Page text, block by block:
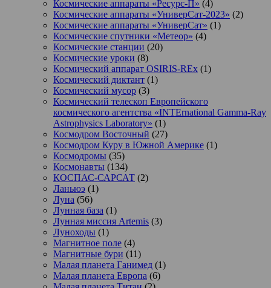
Космические аппараты «Ресурс-П» (4)
Космические аппараты «УниверСат-2023» (2)
Космические аппараты «УниверСат» (1)
Космические спутники «Метеор» (4)
Космические станции (20)
Космические уроки (8)
Космический аппарат OSIRIS-REx (1)
Космический диктант (1)
Космический мусор (3)
Космический телескоп Европейского
космического агентства «INTErnational Gamma-Ray
Astrophysics Laboratory» (1)
Космодром Восточный (27)
Космодром Куру в Южной Америке (1)
Космодромы (35)
Космонавты (134)
КОСПАС-САРСАТ (2)
Ланьюэ (1)
Луна (56)
Лунная база (1)
Лунная миссия Artemis (3)
Луноходы (1)
Магнитное поле (4)
Магнитные бури (11)
Малая планета Ганимед (1)
Малая планета Европа (6)